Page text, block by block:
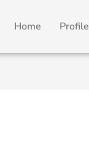
Home Profile